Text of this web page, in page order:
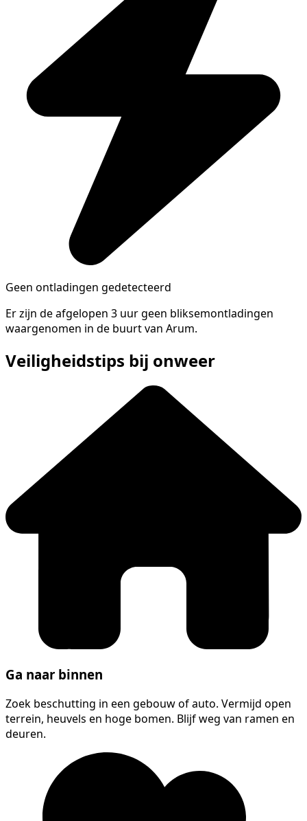
Geen ontladingen gedetecteerd
Er zijn de afgelopen 3 uur geen bliksemontladingen
waargenomen in de buurt van Arum.
Veiligheidstips bij onweer
Ga naar binnen
Zoek beschutting in een gebouw of auto. Vermijd open
terrein, heuvels en hoge bomen. Blijf weg van ramen en
deuren.